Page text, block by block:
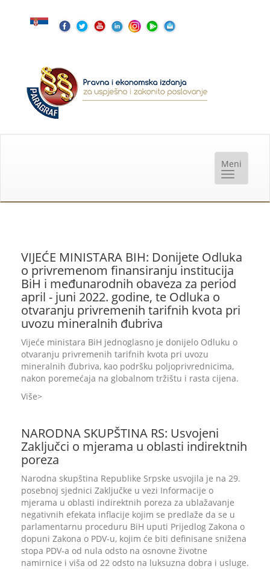
VIJEĆE MINISTARA BIH: Donijete Odluka
o privremenom finansiranju institucija
BiH i međunarodnih obaveza za period
april - juni 2022. godine, te Odluka o
otvaranju privremenih tarifnih kvota pri
uvozu mineralnih đubriva
Vijeće ministara BiH jednoglasno je donijelo Odluku o
otvaranju privremenih tarifnih kvota pri uvozu
mineralnih đubriva, kao podršku poljoprivrednicima,
nakon poremećaja na globalnom tržištu i rasta cijena.
Više
NARODNA SKUPŠTINA RS: Usvojeni
Zaključci o mjerama u oblasti indirektnih
poreza
Narodna skupština Republike Srpske usvojila je na 29.
posebnoj sjednici Zaključke u vezi Informacije o
mjerama u oblasti indirektnih poreza za ublažavanje
negativnih efekata inflacije kojim se predlaže da se u
parlamentarnu proceduru BiH uputi Prijedlog Zakona o
dopuni Zakona o PDV-u, kojim će biti definisane snižena
stopa PDV-a od nula odsto na osnovne životne
namirnice i viša od 22 odsto na luksuzna dobra i usluge.